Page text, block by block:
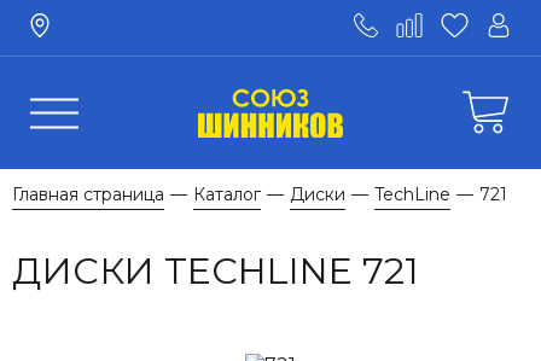
Главная страница — Каталог — Диски — TechLine — 721
ДИСКИ TECHLINE 721